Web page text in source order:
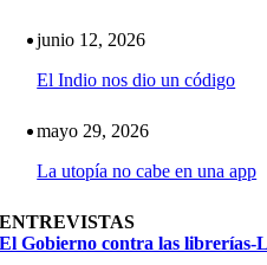
junio 12, 2026
El Indio nos dio un código
mayo 29, 2026
La utopía no cabe en una app
ENTREVISTAS
El Gobierno contra las librerías-